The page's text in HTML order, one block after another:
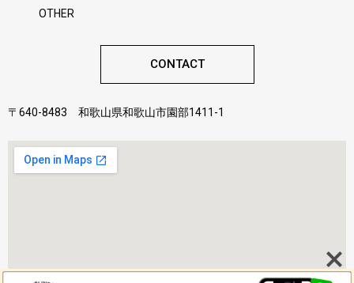
OTHER
CONTACT
〒640-8483 和歌山県和歌山市園部1411-1